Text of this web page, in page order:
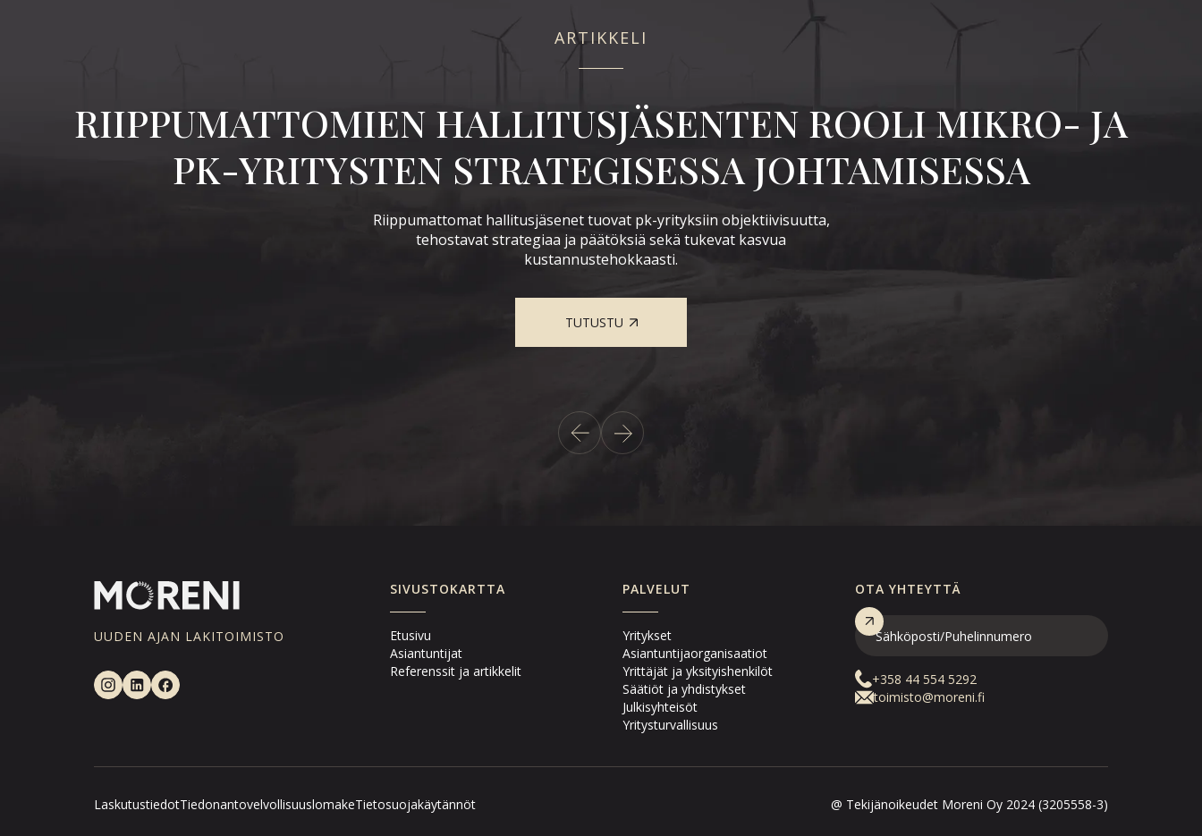
ARTIKKELI
RIIPPUMATTOMIEN HALLITUSJÄSENTEN ROOLI MIKRO- JA
PK-YRITYSTEN STRATEGISESSA JOHTAMISESSA
Riippumattomat hallitusjäsenet tuovat pk-yrityksiin objektiivisuutta,
tehostavat strategiaa ja päätöksiä sekä tukevat kasvua
kustannustehokkaasti.
TUTUSTU
UUDEN AJAN LAKITOIMISTO
SIVUSTOKARTTA
Etusivu
Asiantuntijat
Referenssit ja artikkelit
PALVELUT
Yritykset
Asiantuntijaorganisaatiot
Yrittäjät ja yksityishenkilöt
Säätiöt ja yhdistykset
Julkisyhteisöt
Yritysturvallisuus
OTA YHTEYTTÄ
+358 44 554 5292
toimisto@moreni.fi
LaskutustiedotTiedonantovelvollisuuslomakeTietosuojakäytännöt @ Tekijänoikeudet Moreni Oy 2024 (3205558-3)